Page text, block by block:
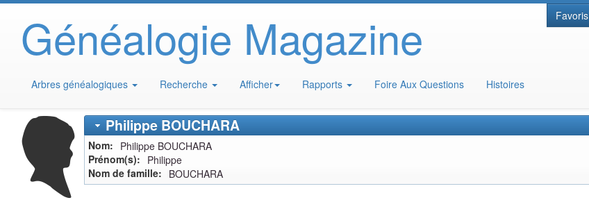
Généalogie Magazine Favoris
Arbres généalogiques Recherche Afficher Rapports Foire Aux Questions Histoires
PhilippeBOUCHARA
Nom Philippe BOUCHARA
Prénom(s)
Philippe
Nom de famille
BOUCHARA